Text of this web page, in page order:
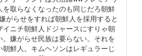
を取らなくなったのも同じだろ朝鮮
がらせをすれば朝鮮人を採用すると
イニチ朝鮮人ドジャースにすりゃ朝
。嫌がらせ民族は要らない。それを
朝鮮人。キムヘソンはレギュラーじ